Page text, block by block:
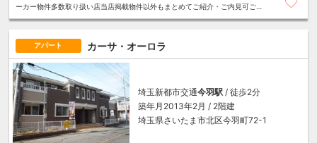
ーカー物件多数取り扱い店当店掲載物件以外もまとめてご紹介・ご内見可ご予
アパート カーサ・オーロラ
埼玉新都市交通今羽駅 / 徒歩2分
築年月2013年2月 / 2階建
埼玉県さいたま市北区今羽町72-1